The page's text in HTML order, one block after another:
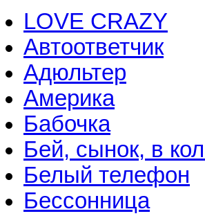
LOVE CRAZY
Автоответчик
Адюльтер
Америка
Бабочка
Бей, сынок, в
Белый телефон
Бессонница